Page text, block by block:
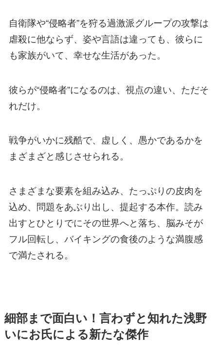
自衛隊や“侵略者”を狩る過激派グループの攻撃は
虐殺に他ならず、姿や言語は違っても、彼らに
も家族がいて、幸せな生活があった。
彼らが“侵略者”になるのは、視点の違い、ただそ
れだけ。
戦争がいかに残酷で、虚しく、愚かであるかを
まざまざと感じさせられる。
さまざまな要素を組み込み、たっぷりの皮肉を
込め、問題をあぶり出し、提起する本作。読み
出すとひとりでにその世界へと落ち、脳みそが
フル回転し、バイキングの食後のような満腹感
で満たされる。
細部まで面白い！言わずと知れた浅野
いにお氏による新たな傑作